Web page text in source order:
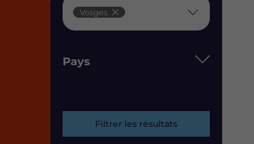
Vosges
Pays
Filtrer les résultats